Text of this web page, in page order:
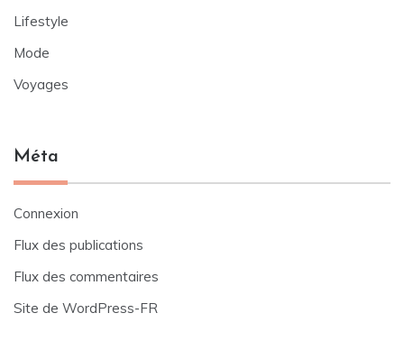
Lifestyle
Mode
Voyages
Méta
Connexion
Flux des publications
Flux des commentaires
Site de WordPress-FR